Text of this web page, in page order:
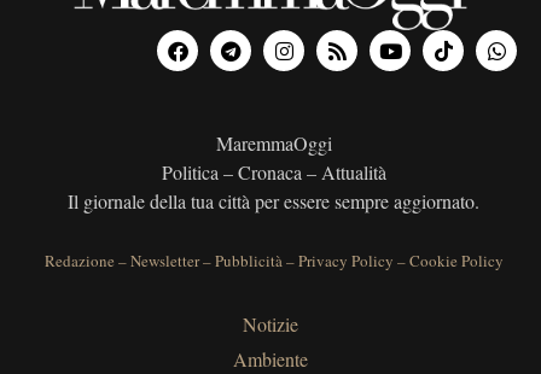
MaremmaOggi
Politica – Cronaca – Attualità
Il giornale della tua città per essere sempre aggiornato.
Redazione –Newsletter–Pubblicità–Privacy Policy –Cookie Policy
Notizie
Ambiente